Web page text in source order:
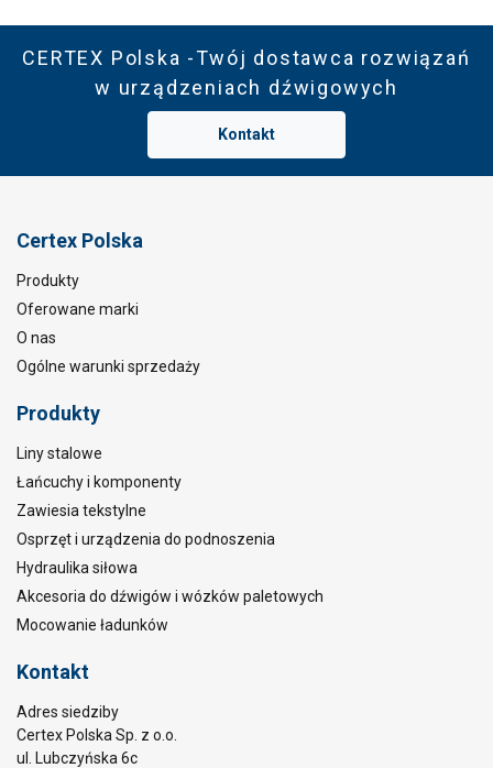
CERTEX Polska -Twój dostawca rozwiązań
w urządzeniach dźwigowych
Kontakt
Certex Polska
Produkty
Oferowane marki
O nas
Ogólne warunki sprzedaży
Produkty
Liny stalowe
Łańcuchy i komponenty
Zawiesia tekstylne
Osprzęt i urządzenia do podnoszenia
Hydraulika siłowa
Akcesoria do dźwigów i wózków paletowych
Mocowanie ładunków
Kontakt
Adres siedziby
Certex Polska Sp. z o.o.
ul. Lubczyńska 6c